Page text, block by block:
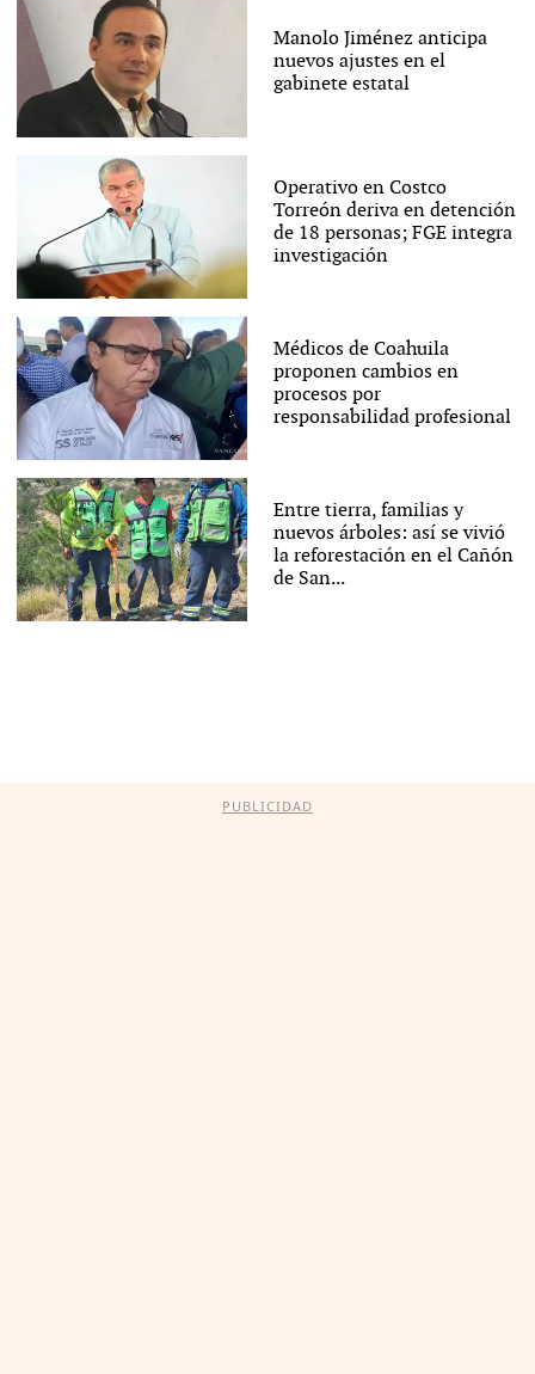
Manolo Jiménez anticipa
nuevos ajustes en el
gabinete estatal
Operativo en Costco
Torreón deriva en detención
de 18 personas; FGE integra
investigación
Médicos de Coahuila
proponen cambios en
procesos por
responsabilidad profesional
Entre tierra, familias y
nuevos árboles: así se vivió
la reforestación en el Cañón
de San...
PUBLICIDAD